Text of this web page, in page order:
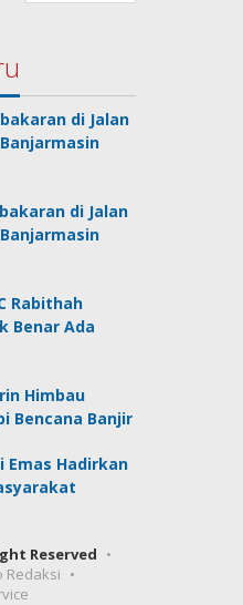
di Jalan
di Jalan
Rabithah
Benar Ada
Himbau
Bencana Banjir
Emas Hadirkan
Reserved
Redaksi